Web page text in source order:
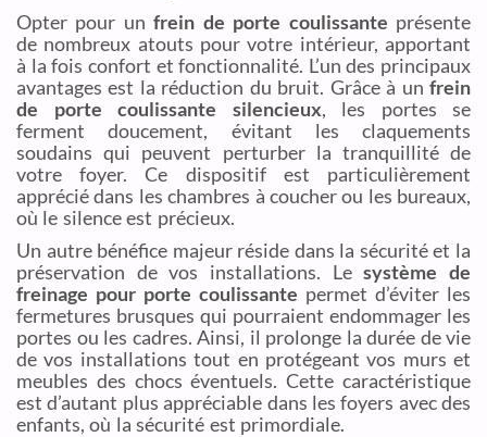
Opter pour unfrein de porte coulissante présente
de nombreux atouts pour votre intérieur, apportant
à la fois confort et fonctionnalité. L’un des principaux
avantages est la réduction du bruit. Grâce à un frein
de porte coulissante silencieux, les portes se
ferment doucement, évitant les claquements
soudains qui peuvent perturber la tranquillité de
votre foyer. Ce dispositif est particulièrement
apprécié dans les chambres à coucher ou les bureaux,
où le silence est précieux.
Un autre bénéfice majeur réside dans la sécurité et la
préservation de vos installations. Lesystème de
freinage pour porte coulissante permet d’éviter les
fermetures brusques qui pourraient endommager les
portes ou les cadres. Ainsi, il prolonge la durée de vie
de vos installations tout en protégeant vos murs et
meubles des chocs éventuels. Cette caractéristique
est d’autant plus appréciable dans les foyers avec des
enfants, où la sécurité est primordiale.